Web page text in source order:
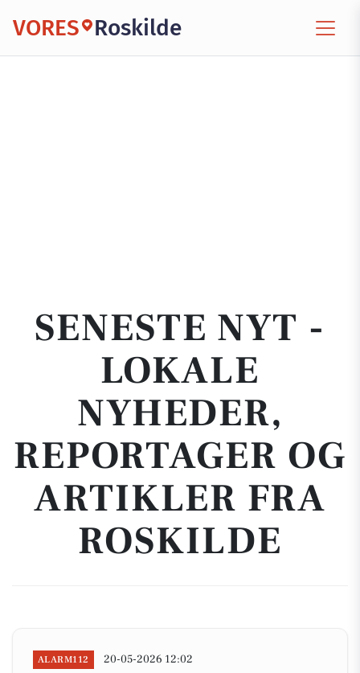
VORES Roskilde
SENESTE NYT -
LOKALE
NYHEDER,
REPORTAGER OG
ARTIKLER FRA
ROSKILDE
ALARM112 20-05-2026 12:02